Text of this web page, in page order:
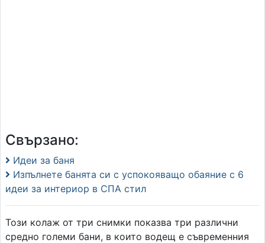
Свързано:
Идеи за баня
Изпълнете банята си с успокояващо обаяние с 6
идеи за интериор в СПА стил
Този колаж от три снимки показва три различни
средно големи бани, в които водещ е съвременния